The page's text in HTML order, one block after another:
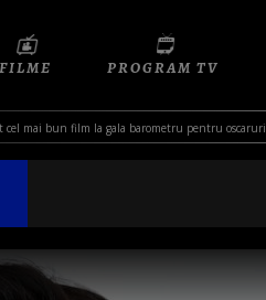
FILME PROGRAM TV
cel mai bun film la gala barometru pentru oscaruri